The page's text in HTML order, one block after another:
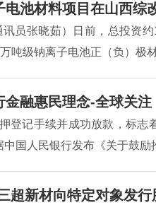
池材料项目在山西综
员张晓茹）日前，总投资
吨级钠离子电池正（负）极
融惠民理念-全球关注
登记手续并成功放款，标志
国人民银行发布《关于鼓励
超新材向特定对象发行